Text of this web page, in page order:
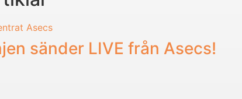
sänder LIVE från Asecs!